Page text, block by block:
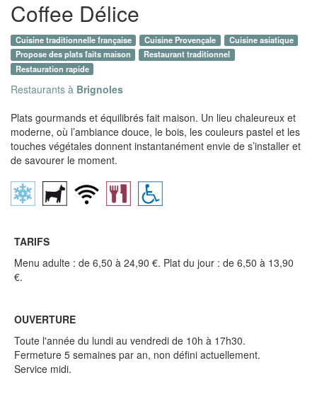
Coffee Délice
Cuisine traditionnelle française Cuisine Provençale
Cuisine asiatique
Propose des plats faits maison
Restaurant traditionnel
Restauration rapide
Restaurants à Brignoles
Plats gourmands et équilibrés fait maison. Un lieu chaleureux et
moderne, où l’ambiance douce, le bois, les couleurs pastel et les
touches végétales donnent instantanément envie de s’installer et
de savourer le moment.
TARIFS
Menu adulte : de 6,50 à 24,90 €. Plat du jour : de 6,50 à 13,90
€.
OUVERTURE
Toute l'année du lundi au vendredi de 10h à 17h30.
Fermeture 5 semaines par an, non défini actuellement.
Service midi.